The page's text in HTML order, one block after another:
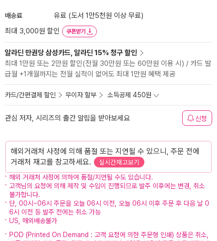
배송료
유료 (도서 1만5천원 이상 무료)
최대 3,000원 할인
쿠폰받기
알라딘 만권당 삼성카드, 알라딘 15% 청구 할인
최대 1만원 또는 2만원 할인(전월 30만원 또는 60만원 이용 시) / 카드 발
급월 +1개월까지는 전월 실적이 없어도 최대 1만원 혜택 제공
카드/간편결제 할인 무이자 할부 소득공제 450원
관심 저자, 시리즈의 출간 알림을 받아보세요 신청
해외거래처 사정에 의해 품절 또는 지연될 수 있으니, 주문 전에
거래처 재고를 참고하세요.
실시간재고보기
해외 거래처 사정에 의하여 품절/지연될 수도 있습니다.
고객님의 요청에 의해 제작 및 수입이 진행되므로 발주 이후에는 변경, 취소
불가합니다.
단, 00시~06시 주문을 오늘 06시 이전, 오늘 06시 이후 주문 후 다음 날 0
6시 이전 등 발주 전에는 취소 가능
US, 해외배송불가
POD (Printed On Demand : 고객 요청에 의한 주문형 인쇄) 상품은 취소,